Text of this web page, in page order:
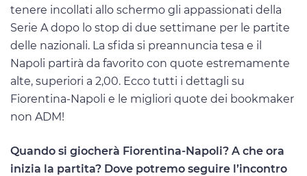
tenere incollati allo schermo gli appassionati della
Serie A dopo lo stop di due settimane per le partite
delle nazionali. La sfida si preannuncia tesa e il
Napoli partirà da favorito con quote estremamente
alte, superiori a 2,00. Ecco tutti i dettagli su
Fiorentina-Napoli e le migliori quote dei bookmaker
non ADM!
Quando si giocherà Fiorentina-Napoli? A che ora
inizia la partita? Dove potremo seguire l’incontro